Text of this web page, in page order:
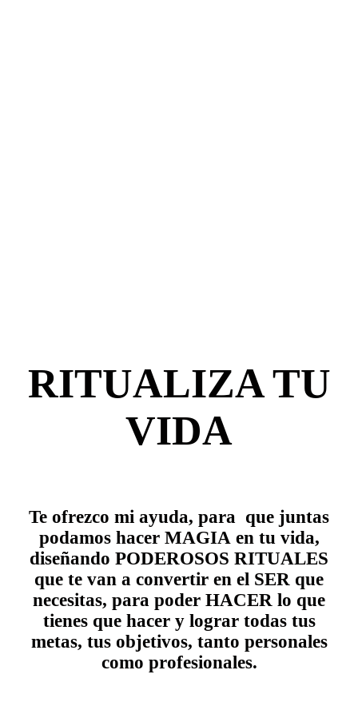
RITUALIZA TU
VIDA
Te ofrezco mi ayuda, para que juntas
podamos hacer MAGIA en tu vida,
diseñando PODEROSOS RITUALES
que te van a convertir en el SER que
necesitas, para poder HACER lo que
tienes que hacer y lograr todas tus
metas, tus objetivos, tanto personales
como profesionales.